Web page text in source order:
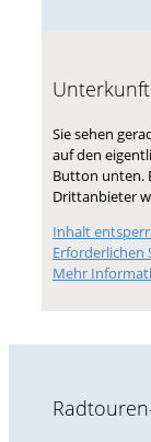
Sie sehen
auf den
Button unten.
Drittanbieter
Inhalt
Erforderlichen
Mehr